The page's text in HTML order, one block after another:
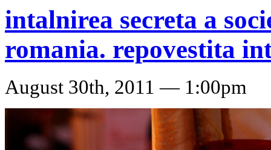
intalnirea secreta a
romania. repovestita
August 30th, 2011 — 1:00pm